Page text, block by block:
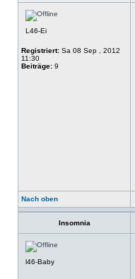
L46-Ei
Registriert: Sa 08 Sep , 2012
11:30
Beiträge: 9
Nach oben
Insomnia
l46-Baby